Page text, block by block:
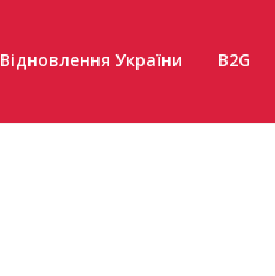
Відновлення України B2G